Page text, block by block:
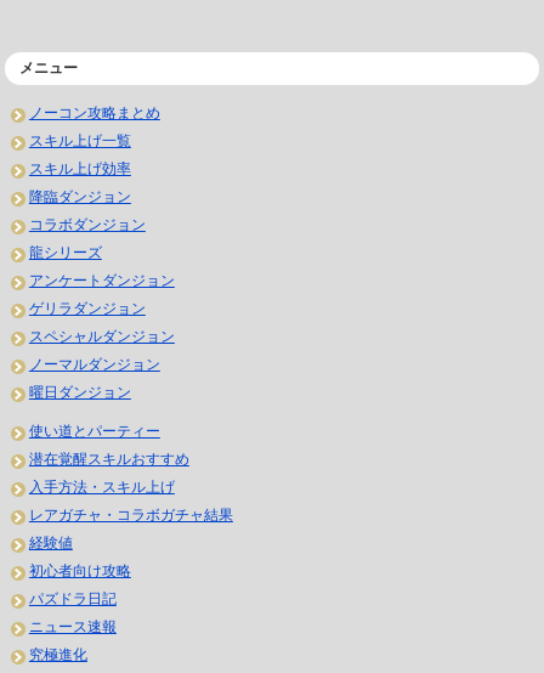
メニュー
ノーコン攻略まとめ
スキル上げ一覧
スキル上げ効率
降臨ダンジョン
コラボダンジョン
龍シリーズ
アンケートダンジョン
ゲリラダンジョン
スペシャルダンジョン
ノーマルダンジョン
曜日ダンジョン
使い道とパーティー
潜在覚醒スキルおすすめ
入手方法・スキル上げ
レアガチャ・コラボガチャ結果
経験値
初心者向け攻略
パズドラ日記
ニュース速報
究極進化